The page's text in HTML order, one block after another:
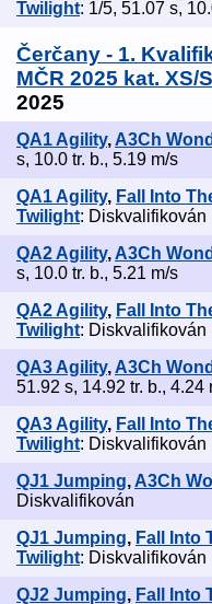
Twilight: 1/5, 51.07 s,
Čerčany - 1.
MČR 2025 kat. XS/
2025
QA1 Agility, A3Ch
s, 10.0 tr. b., 5.19 m/s
QA1 Agility, Fall Into
Twilight: Diskvalifikován
QA2 Agility, A3Ch
s, 10.0 tr. b., 5.21 m/s
QA2 Agility, Fall Into
Twilight: Diskvalifikován
QA3 Agility, A3Ch
51.92 s, 14.92 tr. b., 4.24
QA3 Agility, Fall Into
Twilight: Diskvalifikován
QJ1 Jumping, A3Ch
Diskvalifikován
QJ1 Jumping, Fall Into
Twilight: Diskvalifikován
QJ2 Jumping, Fall Into